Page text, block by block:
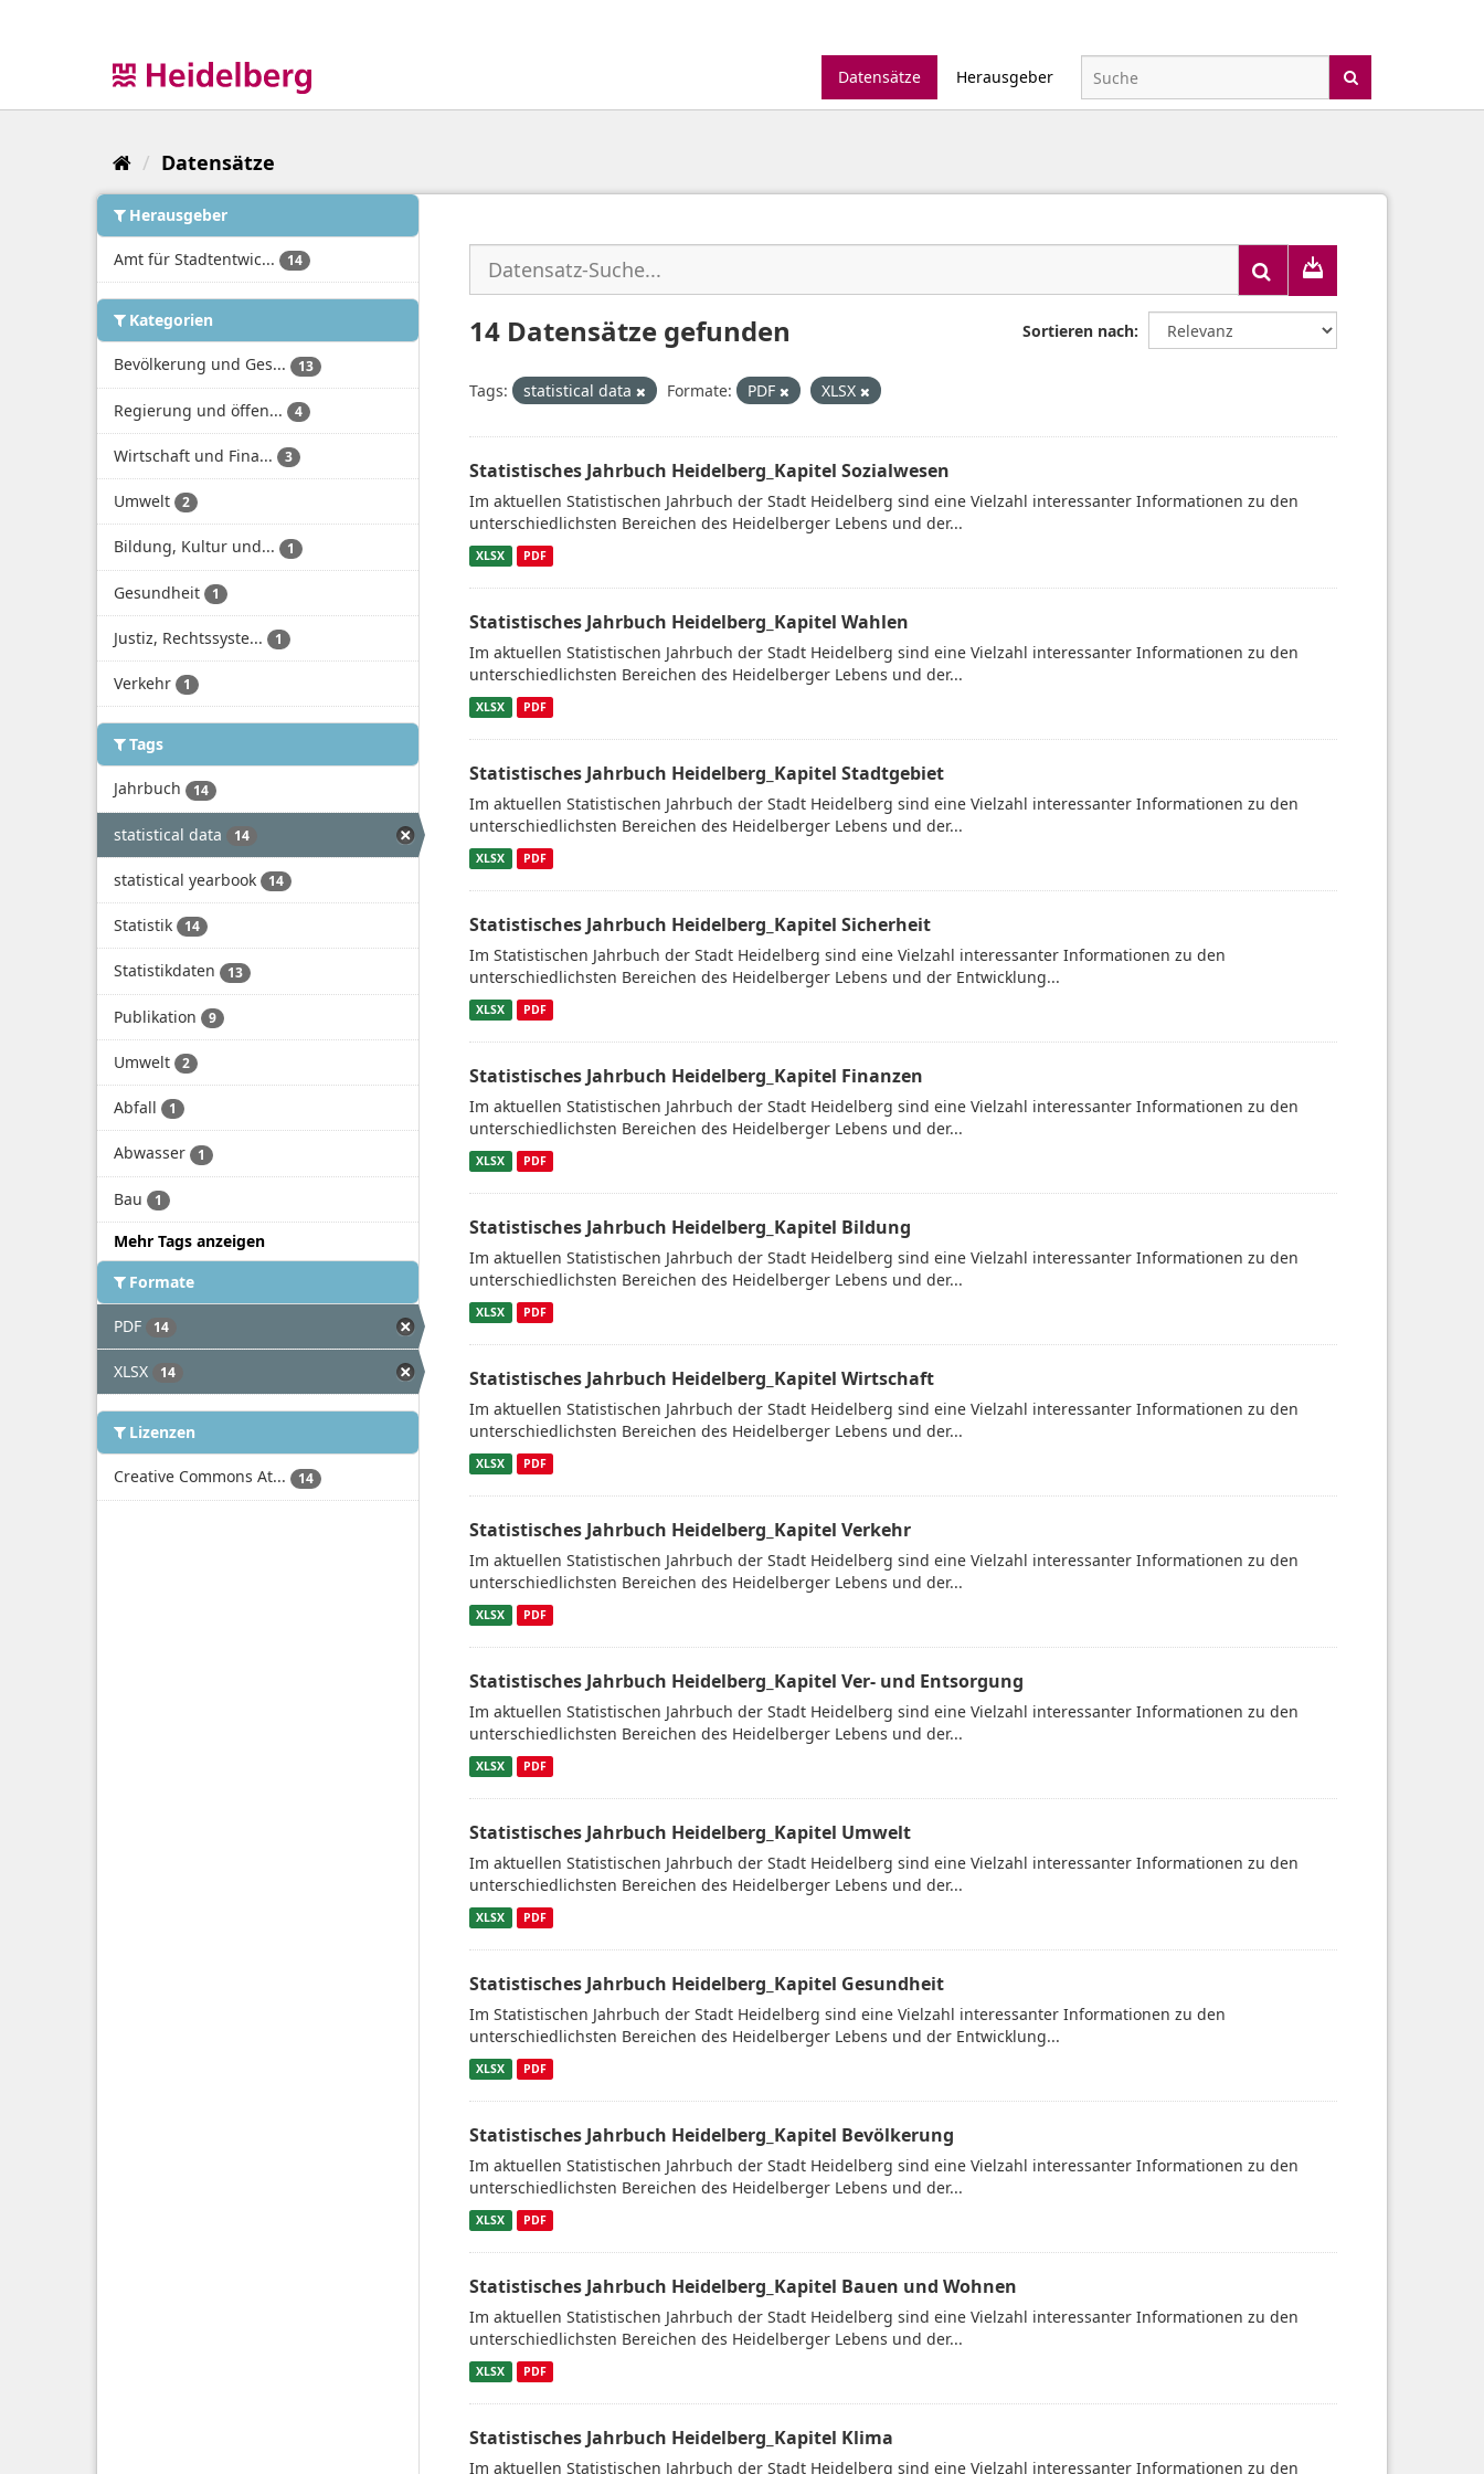
Datensätze
Herausgeber
Datensätze
Herausgeber
Amt für Stadtentwic... 14
Kategorien
Bevölkerung und Ges... 13
Regierung und öffen... 4
Wirtschaft und Fina... 3
Umwelt 2
Bildung, Kultur und... 1
Gesundheit 1
Justiz, Rechtssyste... 1
Verkehr 1
Tags
Jahrbuch 14
statistical data 14
statistical yearbook 14
Statistik 14
Statistikdaten 13
Publikation 9
Umwelt 2
Abfall 1
Abwasser 1
Bau 1
Mehr Tags anzeigen
Formate
PDF 14
XLSX 14
Lizenzen
Creative Commons At... 14
Sortieren nach
14 Datensätze gefunden
Tags: statistical data Formate: PDF XLSX
Statistisches Jahrbuch Heidelberg_Kapitel Sozialwesen
Im aktuellen Statistischen Jahrbuch der Stadt Heidelberg sind eine Vielzahl interessanter Informationen zu den
unterschiedlichsten Bereichen des Heidelberger Lebens und der...
XLSX PDF
Statistisches Jahrbuch Heidelberg_Kapitel Wahlen
Im aktuellen Statistischen Jahrbuch der Stadt Heidelberg sind eine Vielzahl interessanter Informationen zu den
unterschiedlichsten Bereichen des Heidelberger Lebens und der...
XLSX PDF
Statistisches Jahrbuch Heidelberg_Kapitel Stadtgebiet
Im aktuellen Statistischen Jahrbuch der Stadt Heidelberg sind eine Vielzahl interessanter Informationen zu den
unterschiedlichsten Bereichen des Heidelberger Lebens und der...
XLSX PDF
Statistisches Jahrbuch Heidelberg_Kapitel Sicherheit
Im Statistischen Jahrbuch der Stadt Heidelberg sind eine Vielzahl interessanter Informationen zu den
unterschiedlichsten Bereichen des Heidelberger Lebens und der Entwicklung...
XLSX PDF
Statistisches Jahrbuch Heidelberg_Kapitel Finanzen
Im aktuellen Statistischen Jahrbuch der Stadt Heidelberg sind eine Vielzahl interessanter Informationen zu den
unterschiedlichsten Bereichen des Heidelberger Lebens und der...
XLSX PDF
Statistisches Jahrbuch Heidelberg_Kapitel Bildung
Im aktuellen Statistischen Jahrbuch der Stadt Heidelberg sind eine Vielzahl interessanter Informationen zu den
unterschiedlichsten Bereichen des Heidelberger Lebens und der...
XLSX PDF
Statistisches Jahrbuch Heidelberg_Kapitel Wirtschaft
Im aktuellen Statistischen Jahrbuch der Stadt Heidelberg sind eine Vielzahl interessanter Informationen zu den
unterschiedlichsten Bereichen des Heidelberger Lebens und der...
XLSX PDF
Statistisches Jahrbuch Heidelberg_Kapitel Verkehr
Im aktuellen Statistischen Jahrbuch der Stadt Heidelberg sind eine Vielzahl interessanter Informationen zu den
unterschiedlichsten Bereichen des Heidelberger Lebens und der...
XLSX PDF
Statistisches Jahrbuch Heidelberg_Kapitel Ver- und Entsorgung
Im aktuellen Statistischen Jahrbuch der Stadt Heidelberg sind eine Vielzahl interessanter Informationen zu den
unterschiedlichsten Bereichen des Heidelberger Lebens und der...
XLSX PDF
Statistisches Jahrbuch Heidelberg_Kapitel Umwelt
Im aktuellen Statistischen Jahrbuch der Stadt Heidelberg sind eine Vielzahl interessanter Informationen zu den
unterschiedlichsten Bereichen des Heidelberger Lebens und der...
XLSX PDF
Statistisches Jahrbuch Heidelberg_Kapitel Gesundheit
Im Statistischen Jahrbuch der Stadt Heidelberg sind eine Vielzahl interessanter Informationen zu den
unterschiedlichsten Bereichen des Heidelberger Lebens und der Entwicklung...
XLSX PDF
Statistisches Jahrbuch Heidelberg_Kapitel Bevölkerung
Im aktuellen Statistischen Jahrbuch der Stadt Heidelberg sind eine Vielzahl interessanter Informationen zu den
unterschiedlichsten Bereichen des Heidelberger Lebens und der...
XLSX PDF
Statistisches Jahrbuch Heidelberg_Kapitel Bauen und Wohnen
Im aktuellen Statistischen Jahrbuch der Stadt Heidelberg sind eine Vielzahl interessanter Informationen zu den
unterschiedlichsten Bereichen des Heidelberger Lebens und der...
XLSX PDF
Statistisches Jahrbuch Heidelberg_Kapitel Klima
Im aktuellen Statistischen Jahrbuch der Stadt Heidelberg sind eine Vielzahl interessanter Informationen zu den